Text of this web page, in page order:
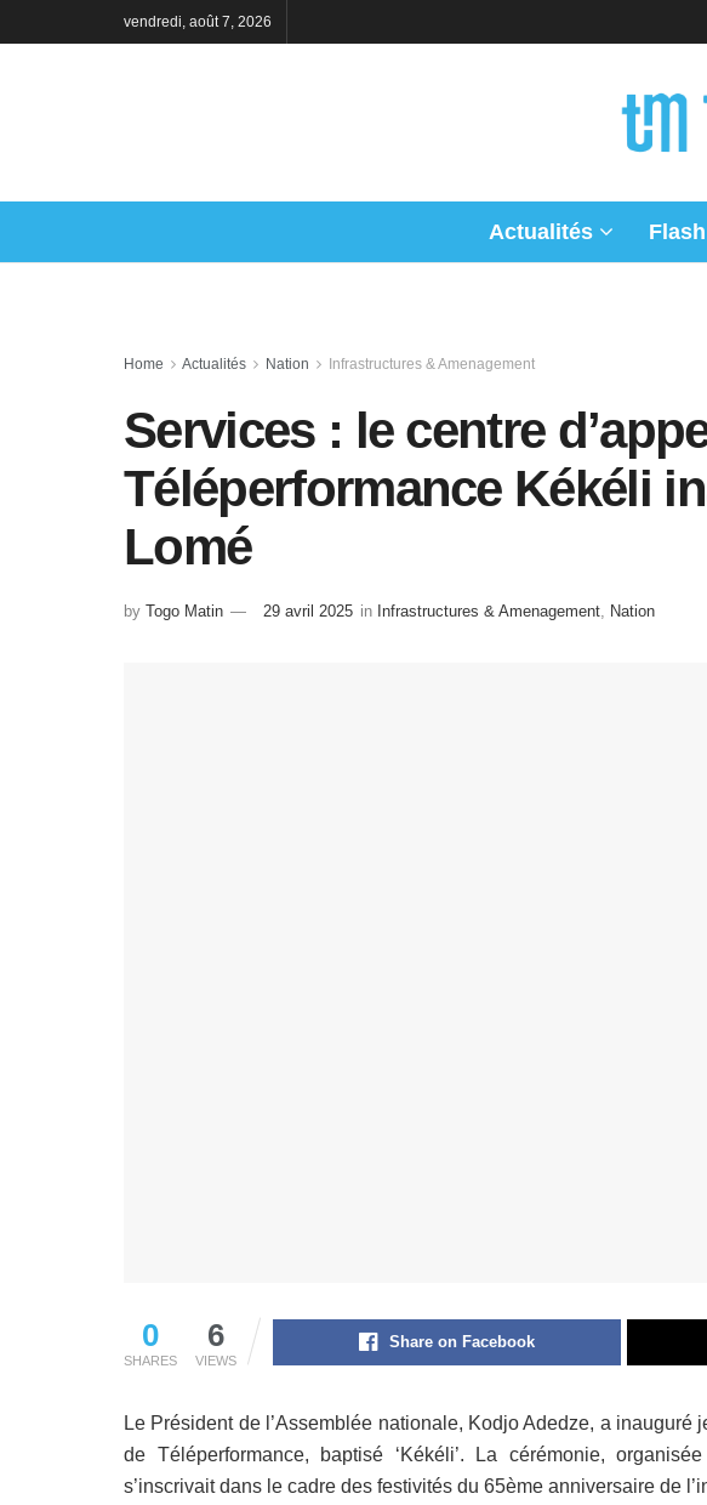
vendredi, août 7, 2026
Actualités
Home Actualités Nation Infrastructures & Amenagement
Services : le centre
Téléperformance Kékéli
Lomé
by Togo Matin 29 avril 2025 in Infrastructures & Amenagement Nation
0
SHARES
6
VIEWS
Share on Facebook
Le Président de l’Assemblée nationale, Kodjo Adedze, a inauguré
de Téléperformance, baptisé ‘Kékéli’. La cérémonie,
s’inscrivait dans le cadre des festivités du 65ème anniversaire de